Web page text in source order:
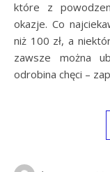
które z
okazje. Co
niż 100 zł, a
zawsze można
odrobina chęci –